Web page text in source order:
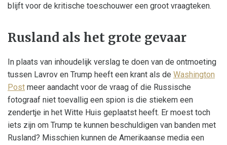
blijft voor de kritische toeschouwer een groot vraagteken.
Rusland als het grote gevaar
In plaats van inhoudelijk verslag te doen van de ontmoeting
tussen Lavrov en Trump heeft een krant als de Washington
Post meer aandacht voor de vraag of die Russische
fotograaf niet toevallig een spion is die stiekem een
zendertje in het Witte Huis geplaatst heeft. Er moest toch
iets zijn om Trump te kunnen beschuldigen van banden met
Rusland? Misschien kunnen de Amerikaanse media een